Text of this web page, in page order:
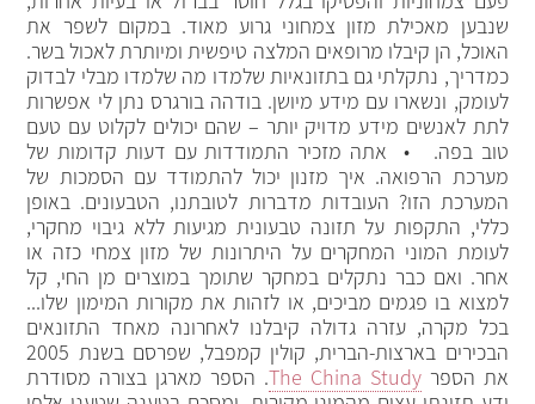
שנבען מאכילת מזון צמחוני גרוע מאוד. במקום לשפר את
האוכל, הן קיבלו מרופאים המלצה טיפשית ומיותרת לאכול בשר.
כמדריך, נתקלתי גם בתזונאיות שלמדו מה שלמדו מבלי לבדוק
לעומק, ונשארו עם מידע מיושן. בודהה בורגרס נתן לי אפשרות
לתת לאנשים מידע מדויק יותר – שהם יכולים לקלוט עם טעם
טוב בפה. • אתה מזכיר התמודדות עם דעות קדומות של
מערכת הרפואה. איך מזנון יכול להתמודד עם הסמכות של
המערכת הזו? העובדות מדברות לטובתנו, הטבעונים. באופן
כללי, התקפות על תזונה טבעונית מגיעות ללא גיבוי מחקרי,
לעומת המוני המחקרים על היתרונות של מזון צמחי כזה או
אחר. ואם כבר נתקלים במחקר שתומך במוצרים מן החי, קל
למצוא בו פגמים מביכים, או לזהות את מקורות המימון שלו...
בכל מקרה, עזרה גדולה קיבלנו לאחרונה מאחד התזונאים
הבכירים בארצות-הברית, קולין קמפבל, שפרסם בשנת 2005
את הספרThe China Study. הספר מארגן בצורה מסודרת